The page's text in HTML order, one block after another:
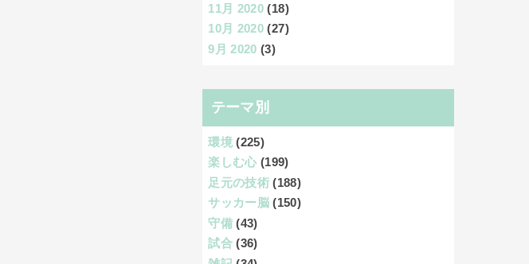
11月 2020 (18)
10月 2020 (27)
9月 2020 (3)
テーマ別
環境 (225)
楽しむ心 (199)
足元の技術 (188)
サッカー脳 (150)
守備 (43)
試合 (36)